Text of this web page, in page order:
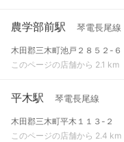
農学部前駅 琴電長尾線
木田郡三木町池戸２８５２-６
このページの店舗から 2.1 km
平木駅 琴電長尾線
木田郡三木町平木１１３-２
このページの店舗から 2.4 km